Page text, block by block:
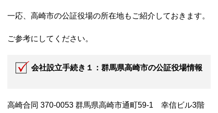
一応、高崎市の公証役場の所在地もご紹介しておきます。
ご参考にしてください。
会社設立手続き１：群馬県高崎市の公証役場情報
高崎合同 370-0053 群馬県高崎市通町59-1 幸信ビル3階